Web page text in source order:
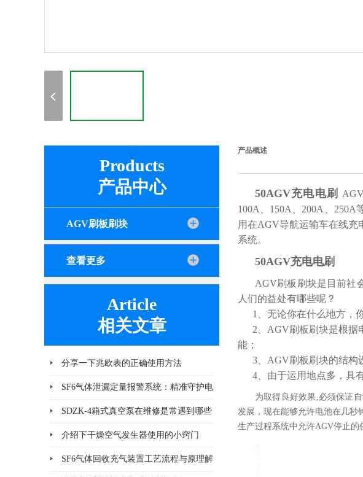
Products
产品中心
AGV刷板刷块
查看更多
Article
相关文章
分享一下兆欧表的正确使用方法
SF6气体泄漏定量报警系统：精准守护电
气安全
SDZK-4箱式真空泵在维修是常遇到哪些
问题及解决办法
介绍下干燥空气发生器使用的小窍门
SF6气体回收充气装置工艺流程与原理解
产品概述
50AGV充电电刷
100A、150A、200A、
用在AGV导航运输车在线充
系统。
50AGV充电电刷
AGV刷板刷块是目前社
人们的益处有哪些呢？
1、无论你在什么地方，你
2、AGV刷板刷块是根据
能；
3、AGV刷板刷块的结构
4、由于运用地点多，具有
为取得良好效果,必须保证
发展，现在能够允许电池在几秒
生产过程系统中允许AGV停止的